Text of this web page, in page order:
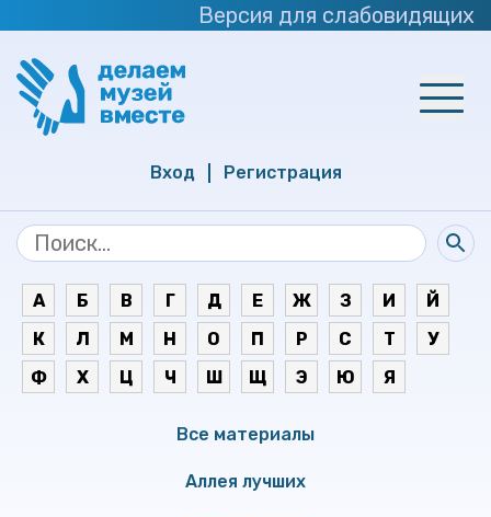
Версия для слабовидящих
Вход Регистрация
А Б В Г Д Е Ж З И
Й
К
Л М Н О П Р С Т
У
Ф
Х Ц Ч Ш Щ Э Ю Я
Все материалы
Аллея лучших